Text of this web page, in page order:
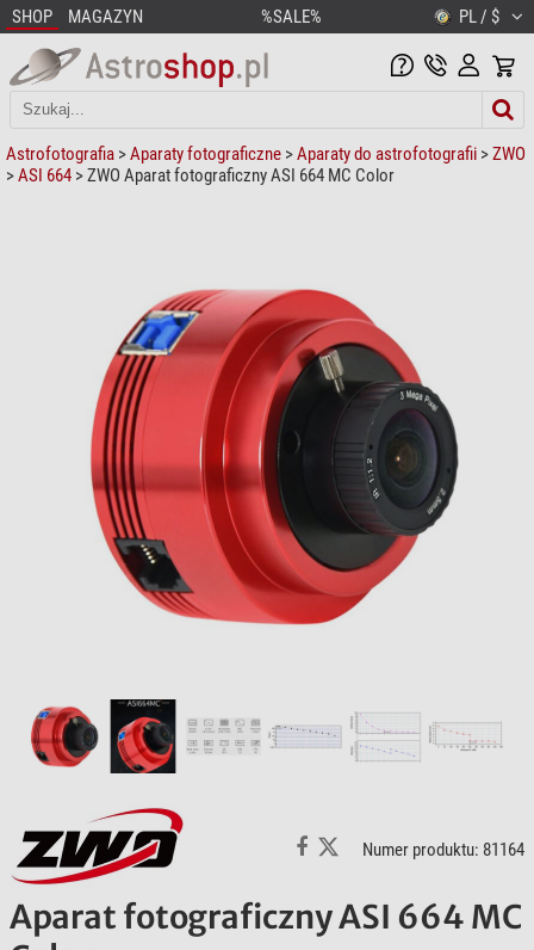
SHOP MAGAZYN %SALE% PL / $
Astrofotografia >Aparaty fotograficzne >Aparaty do astrofotografii >ZWO
>ASI 664 > ZWO Aparat fotograficzny ASI 664 MC Color
Numer produktu: 81164
Aparat fotograficzny ASI 664 MC